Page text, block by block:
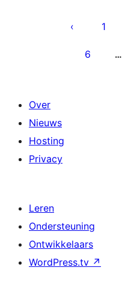
paginering
1
6 …
Over
Nieuws
Hosting
Privacy
Leren
Ondersteuning
Ontwikkelaars
WordPress.tv ↗